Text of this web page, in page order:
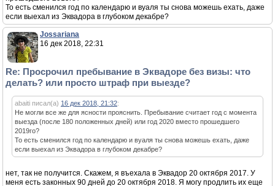
То есть сменился год по календарю и вуаля ты снова можешь ехать, даже
если выехал из Эквадора в глубоком декабре?
Jossariana
16 дек 2018, 22:31
Re: Просрочил пребывание в Эквадоре без визы: что
делать? или просто штраф при выезде?
abaiti писал(а) 16 дек 2018, 21:32:
Не могли все же для ясности прояснить. Пребывание считает год с момента
выезда (после 180 положенных дней) или год 2020 вместо прошедшего
2019го?
То есть сменился год по календарю и вуаля ты снова можешь ехать, даже
если выехал из Эквадора в глубоком декабре?
нет, так не получится. Скажем, я въехала в Эквадор 20 октября 2017. У
меня есть законных 90 дней до 20 октября 2018. Я могу продлить их еще